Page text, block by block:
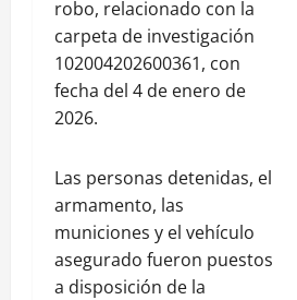
robo, relacionado con la
carpeta de investigación
102004202600361, con
fecha del 4 de enero de
2026.
Las personas detenidas, el
armamento, las
municiones y el vehículo
asegurado fueron puestos
a disposición de la